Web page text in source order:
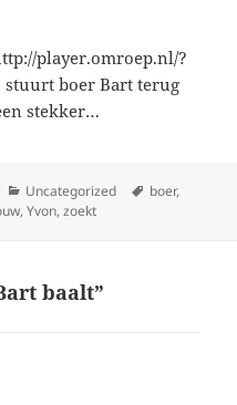
player.omroep.nl/?
stuurt boer Bart terug
stekker…
Categories
Uncategorized Tags
boer,
,Yvon,zoekt
baalt”